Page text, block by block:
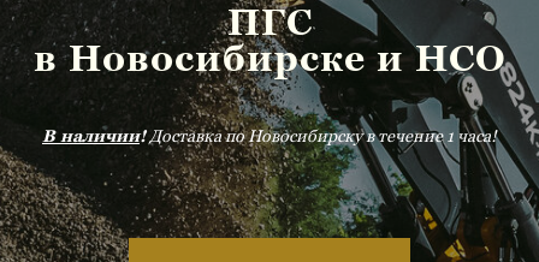
ПГС
в Новосибирске и НСО
В наличии!Доставка по Новосибирску в течение 1 часа!